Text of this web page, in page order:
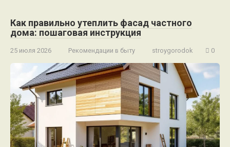
Как правильно утеплить фасад частного
дома: пошаговая инструкция
25 июля 2026 Рекомендации в быту stroygorodok 0